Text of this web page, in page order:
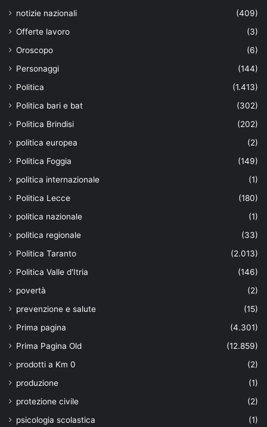
notizie nazionali
(409)
Offerte lavoro
(3)
Oroscopo
(6)
Personaggi
(144)
Politica
(1.413)
Politica bari e bat
(302)
Politica Brindisi
(202)
politica europea
(2)
Politica Foggia
(149)
politica internazionale
(1)
Politica Lecce
(180)
politica nazionale
(1)
politica regionale
(33)
Politica Taranto
(2.013)
Politica Valle d'Itria
(146)
povertà
(2)
prevenzione e salute
(15)
Prima pagina
(4.301)
Prima Pagina Old
(12.859)
prodotti a Km 0
(2)
produzione
(1)
protezione civile
(2)
psicologia scolastica
(1)